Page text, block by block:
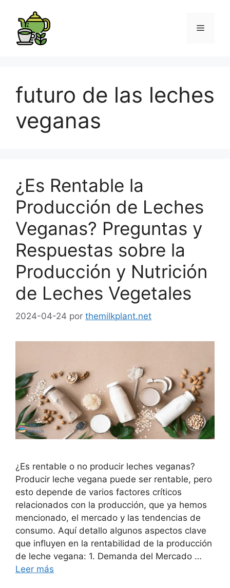
futuro de las leches
veganas
¿Es Rentable la
Producción de Leches
Veganas? Preguntas y
Respuestas sobre la
Producción y Nutrición
de Leches Vegetales
2024-04-24 por themilkplant.net
¿Es rentable o no producir leches veganas?
Producir leche vegana puede ser rentable, pero
esto depende de varios factores críticos
relacionados con la producción, que ya hemos
mencionado, el mercado y las tendencias de
consumo. Aquí detallo algunos aspectos clave
que influyen en la rentabilidad de la producción
de leche vegana: 1. Demanda del Mercado …
Leer más